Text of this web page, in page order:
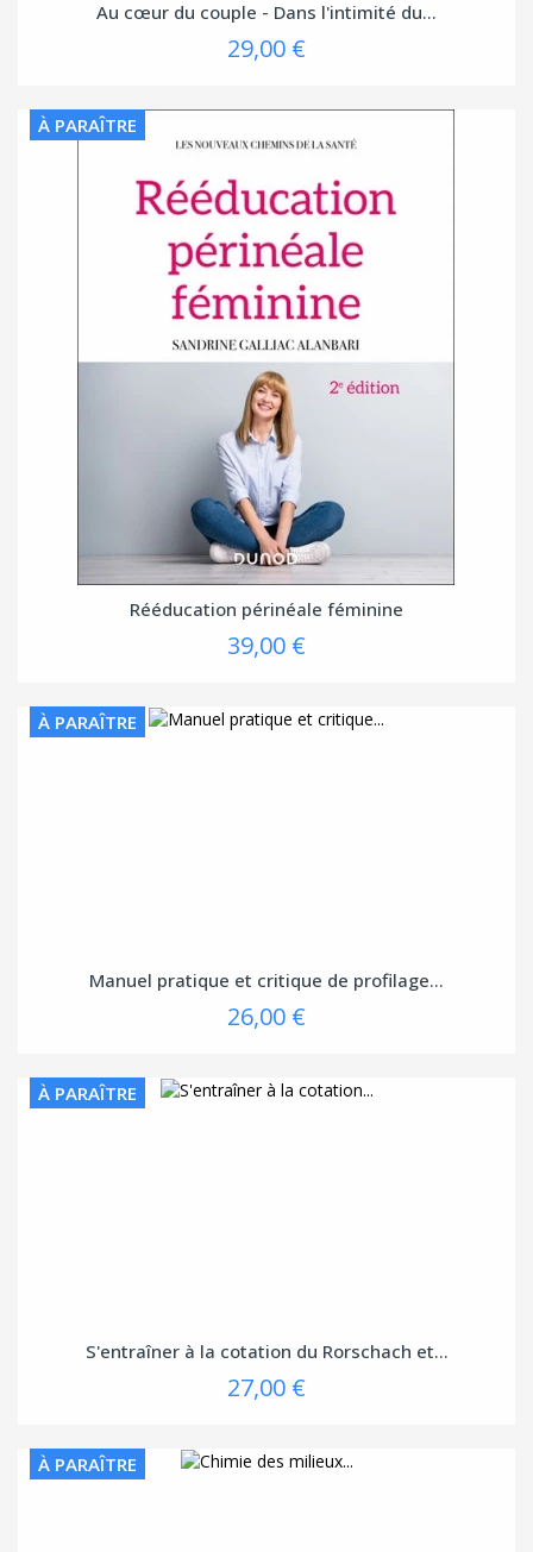
Au cœur du couple - Dans l'intimité du...
29,00 €
À PARAÎTRE
Rééducation périnéale féminine
39,00 €
À PARAÎTRE
Manuel pratique et critique de profilage...
26,00 €
À PARAÎTRE
S'entraîner à la cotation du Rorschach et...
27,00 €
À PARAÎTRE